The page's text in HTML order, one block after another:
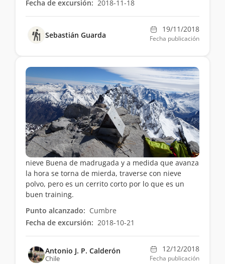
Fecha de excursión: 2018-11-18
Sebastián Guarda
19/11/2018
Fecha publicación
nieve Buena de madrugada y a medida que avanza
la hora se torna de mierda, traverse con nieve
polvo, pero es un cerrito corto por lo que es un
buen training.
Punto alcanzado: Cumbre
Fecha de excursión: 2018-10-21
Antonio J. P. Calderón
Chile
12/12/2018
Fecha publicación